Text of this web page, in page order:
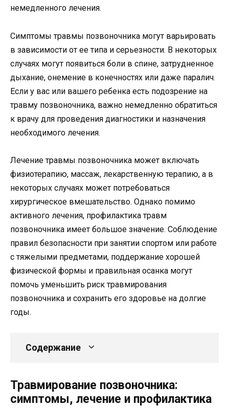
немедленного лечения.
Симптомы травмы позвоночника могут варьировать
в зависимости от ее типа и серьезности. В некоторых
случаях могут появиться боли в спине, затрудненное
дыхание, онемение в конечностях или даже паралич.
Если у вас или вашего ребенка есть подозрение на
травму позвоночника, важно немедленно обратиться
к врачу для проведения диагностики и назначения
необходимого лечения.
Лечение травмы позвоночника может включать
физиотерапию, массаж, лекарственную терапию, а в
некоторых случаях может потребоваться
хирургическое вмешательство. Однако помимо
активного лечения, профилактика травм
позвоночника имеет большое значение. Соблюдение
правил безопасности при занятии спортом или работе
с тяжелыми предметами, поддержание хорошей
физической формы и правильная осанка могут
помочь уменьшить риск травмирования
позвоночника и сохранить его здоровье на долгие
годы.
Содержание
Травмирование позвоночника:
симптомы, лечение и профилактика